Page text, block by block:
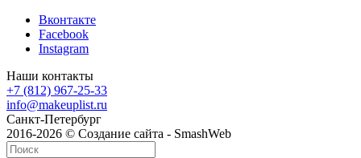
Вконтакте
Facebook
Instagram
Наши контакты
+7 (812) 967-25-33
info@makeuplist.ru
Санкт-Петербург
2016-2026 © Создание сайта - SmashWeb